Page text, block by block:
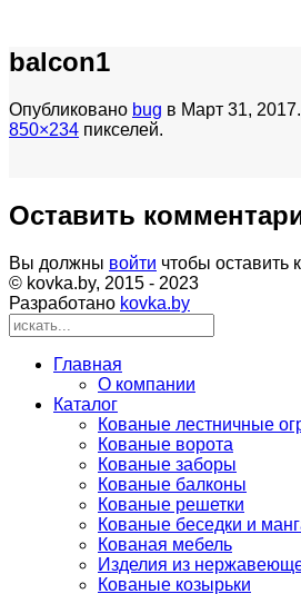
balcon1
Опубликовано bug в Март 31, 2017
850×234 пикселей.
Оставить
Вы должны войти чтобы оставить
© kovka.by, 2015 - 2023
Разработано kovka.by
Главная
O компании
Каталог
Кованые лестничные
Кованые ворота
Кованые заборы
Кованые балконы
Кованые решетки
Кованые беседки и
Кованая мебель
Изделия из
Кованые козырьки